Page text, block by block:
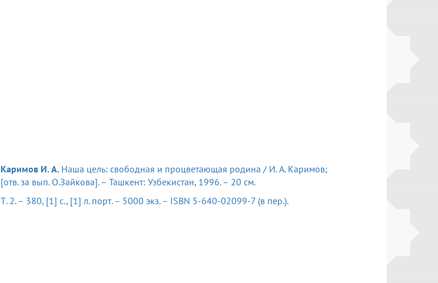
Каримов И. А. Наша цель: свободная и процветающая родина / И. А. Каримов;
[отв. за вып. О.Зайкова]. – Ташкент: Узбекистан, 1996. – 20 см.
Т. 2. – 380, [1] с., [1] л. порт. – 5000 экз. – ISBN 5-640-02099-7 (в пер.).